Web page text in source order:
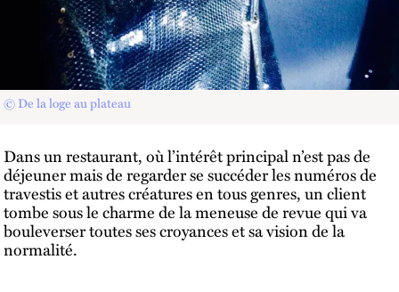
© De la loge au plateau
Dans un restaurant, où l’intérêt principal n’est pas de
déjeuner mais de regarder se succéder les numéros de
travestis et autres créatures en tous genres, un client
tombe sous le charme de la meneuse de revue qui va
bouleverser toutes ses croyances et sa vision de la
normalité.